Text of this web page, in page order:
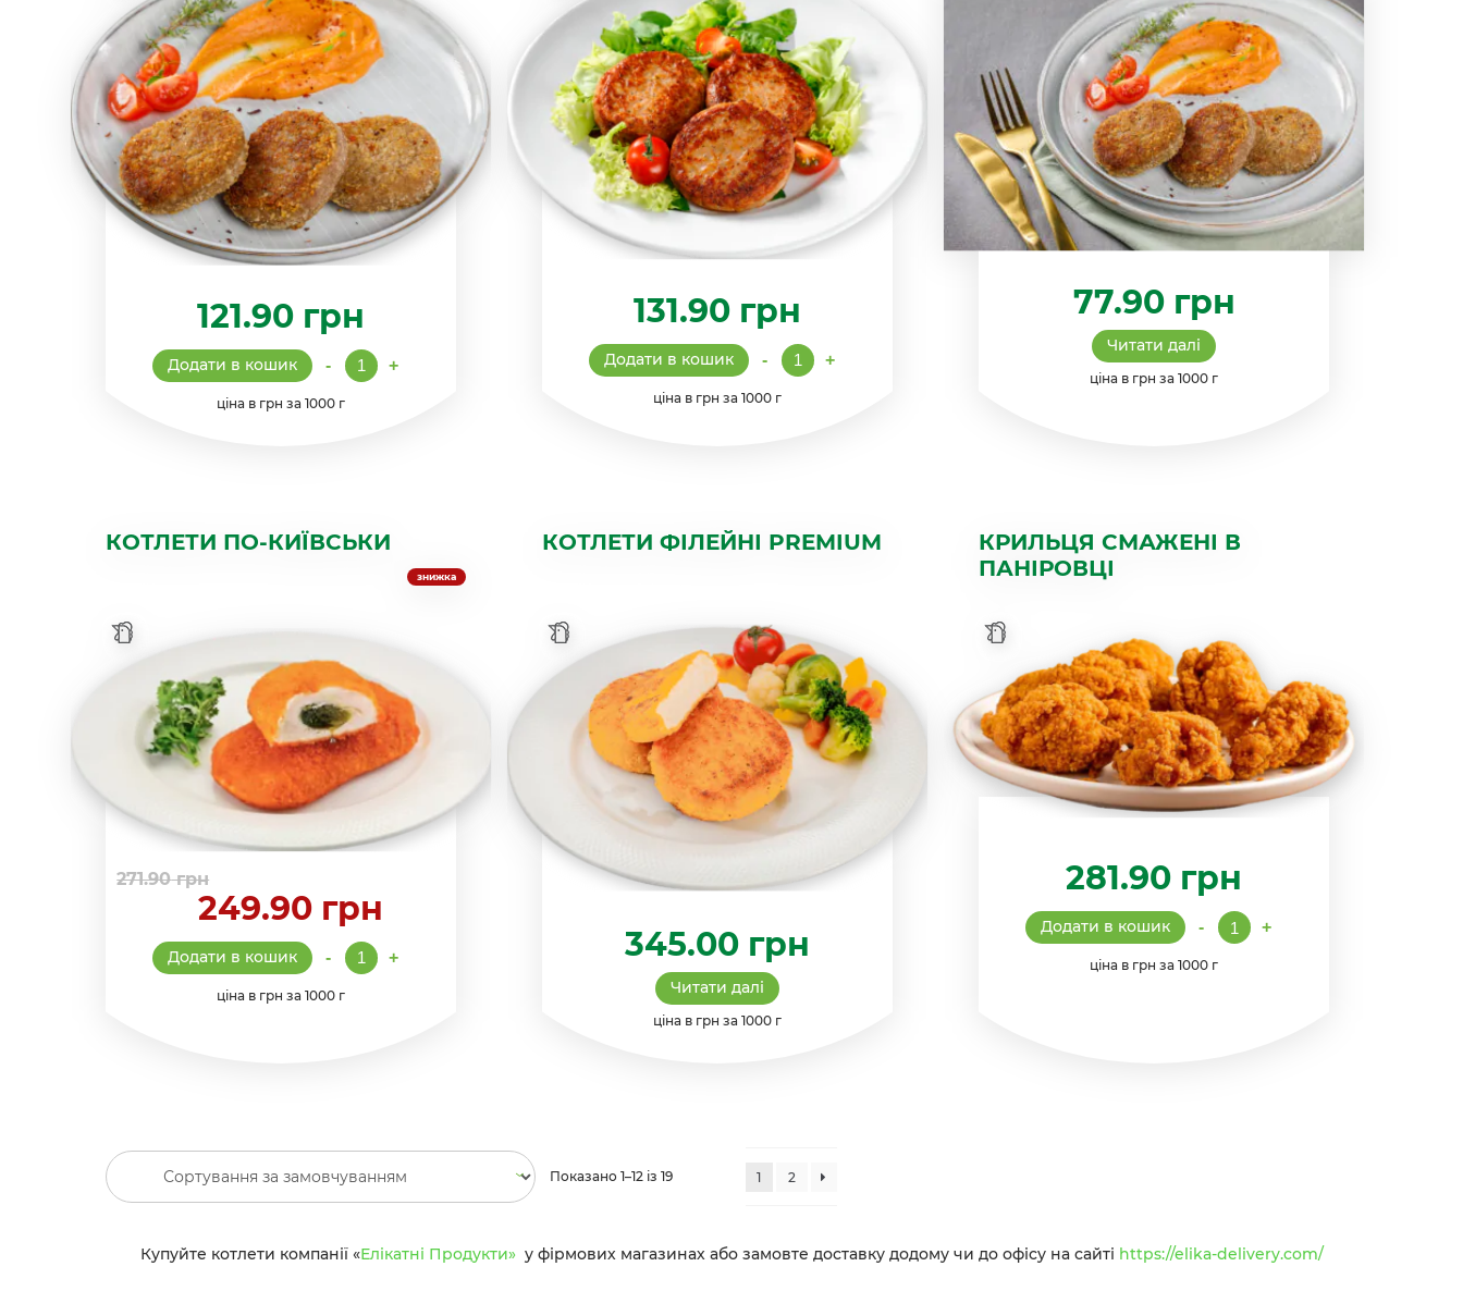
121.90 грн
- Котлети
"Бабусині"
кількість
+
Додати в кошик
ціна в грн за 1000 г
131.90 грн
- Котлети
"Домашні
часником"
+
Додати в кошик
ціна в грн за 1000 г
77.90грн
Читати далі
ціна в грн за 1000 г
КОТЛЕТИ ПО-КИЇВСЬКИ
знижка
271.90грн
249.90 грн
- Котлети
по-
київськи
кількість
+
Додати в кошик
ціна в грн за 1000 г
КОТЛЕТИ ФІЛЕЙНІ PREMIUM
345.00 грн
Читати далі
ціна в грн за 1000 г
КРИЛЬЦЯ СМАЖЕНІ В
ПАНІРОВЦІ
281.90 грн
- Крильця
смажені
паніровці
+
Додати в кошик
ціна в грн за 1000 г
Показано 1–12 із 19 1 2
Купуйте котлети компанії «Елікатні Продукти» у фірмових магазинах або замовте доставку додому чи до офісу на сайті https://elika-delivery.com/